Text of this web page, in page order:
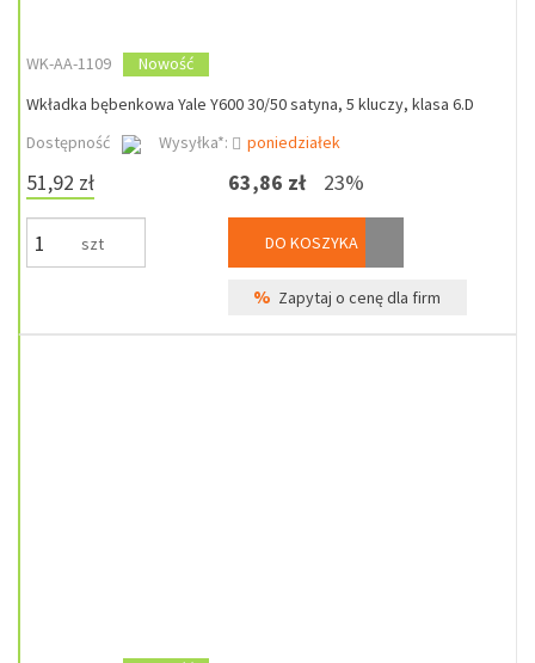
WK-AA-1109
Nowość
Wkładka bębenkowa Yale Y600 30/50 satyna, 5 kluczy, klasa 6.D
Dostępność
Wysyłka*: poniedziałek
51,92 zł
szt
63,86 zł 23%
DO KOSZYKA
% Zapytaj o cenę dla firm